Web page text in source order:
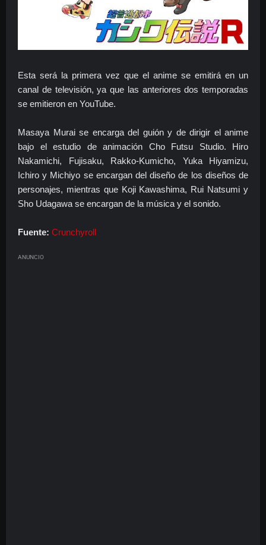
Esta será la primera vez que el anime se emitirá en un
canal de televisión, ya que las anteriores dos temporadas
se emitieron en YouTube.
Masaya Murai se encarga del guión y de dirigir el anime
bajo el estudio de animación Cho Futsu Studio. Hiro
Nakamichi, Fujisaku, Rakko-Kumicho, Yuka Hiyamizu,
Ichiro y Michiyo se encargan del diseño de los diseños de
personajes, mientras que Koji Kawashima, Rui Natsumi y
Sho Udagawa se encargan de la música y el sonido.
Fuente: Crunchyroll
ANUNCIO